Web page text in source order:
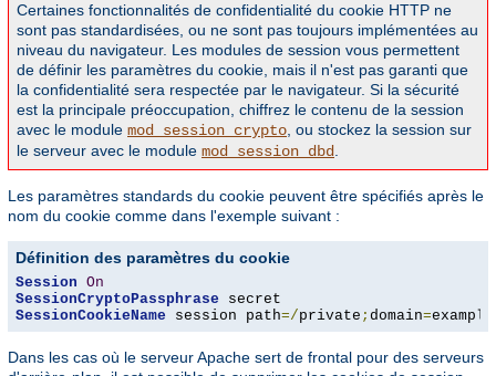
Certaines fonctionnalités de confidentialité du cookie HTTP ne
sont pas standardisées, ou ne sont pas toujours implémentées au
niveau du navigateur. Les modules de session vous permettent
de définir les paramètres du cookie, mais il n'est pas garanti que
la confidentialité sera respectée par le navigateur. Si la sécurité
est la principale préoccupation, chiffrez le contenu de la session
avec le module mod_session_crypto , ou stockez la session sur
le serveur avec le module mod_session_dbd
Les paramètres standards du cookie peuvent être spécifiés après le
nom du cookie comme dans l'exemple suivant :
Définition des paramètres du cookie
Session On
SessionCryptoPassphrase
SessionCookieName session path=/private ; domain=example
Dans les cas où le serveur Apache sert de frontal pour des serveurs